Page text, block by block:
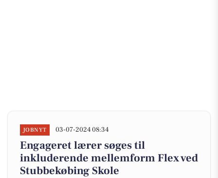
JOBNYT 03-07-2024 08:34
Engageret lærer søges til
inkluderende mellemform Flex ved
Stubbekøbing Skole